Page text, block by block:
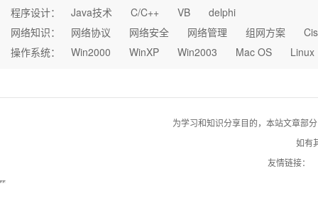
程序设计：
Java技术 C/C++ VB
delphi
网络知识：
网络协议 网络安全 网络管理 组网方案
操作系统：
Win2000 WinXP Win2003 Mac OS Linux
为学习和知识分享目的，本站文章部
如有
友情链接：